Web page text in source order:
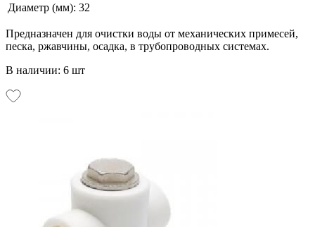
Диаметр (мм): 32
Предназначен для очистки воды от механических примесей,
песка, ржавчины, осадка, в трубопроводных системах.
В наличии: 6 шт